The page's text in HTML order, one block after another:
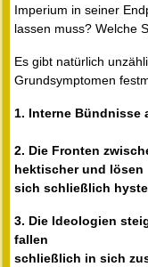
Imperium in seiner
lassen muss? Welche
Es gibt natürlich
Grundsymptomen
1. Interne Bündnisse
2. Die Fronten
hektischer und lösen
sich schließlich
3. Die Ideologien
fallen
schließlich in sich